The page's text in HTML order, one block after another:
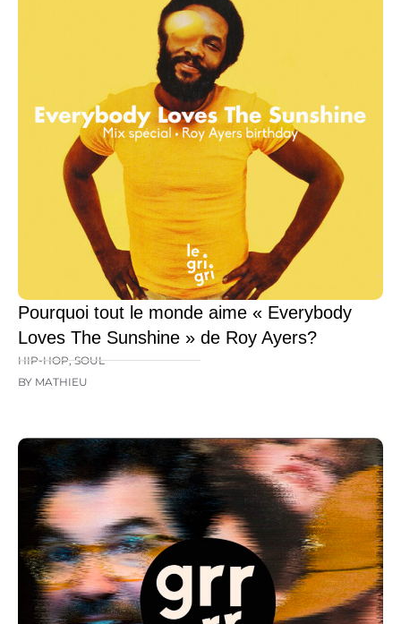
Pourquoi tout le monde aime « Everybody
Loves The Sunshine » de Roy Ayers?
HIP-HOP,SOUL
BY MATHIEU